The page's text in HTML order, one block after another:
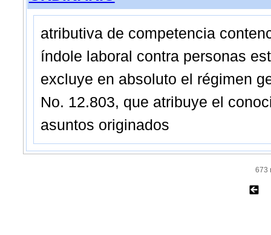
atributiva de competencia
índole laboral contra personas
excluye en absoluto el régimen
No. 12.803, que atribuye el
asuntos originados
673